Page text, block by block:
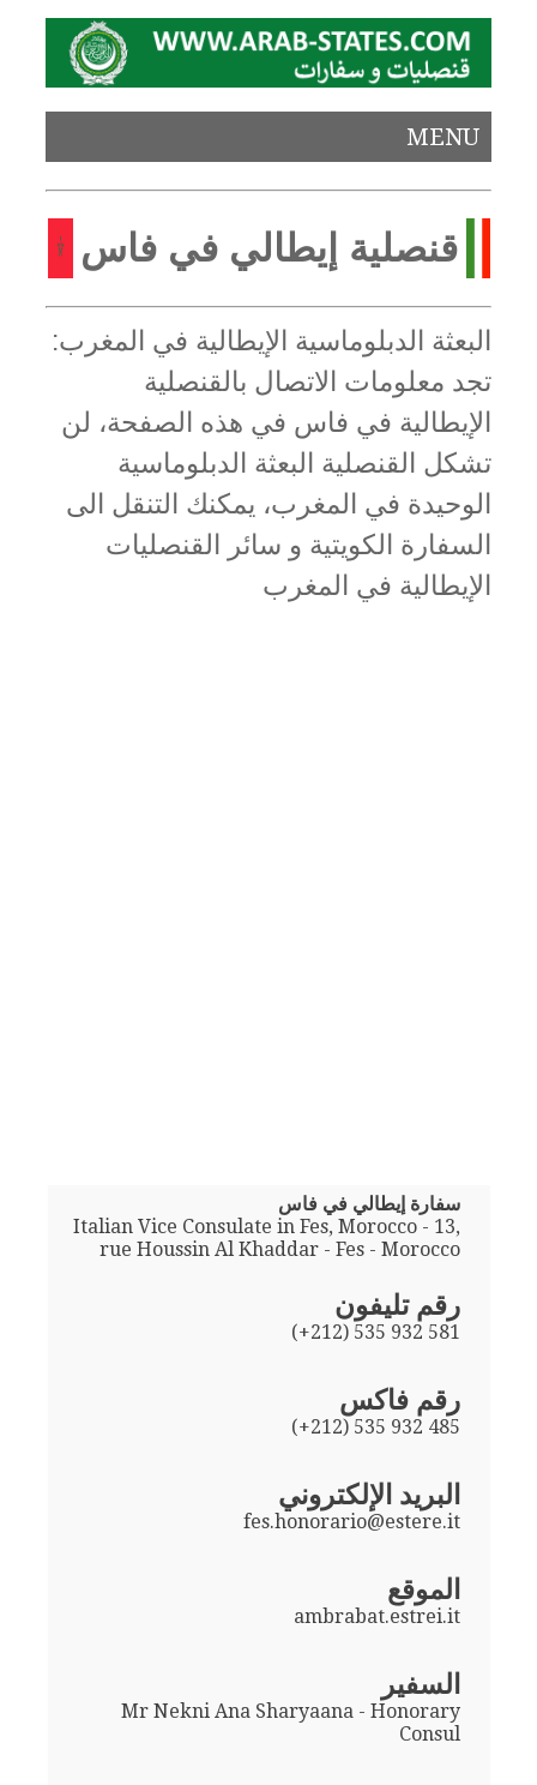
MENU
قنصلية إيطالي في فاس
البعثة الدبلوماسية الإيطالية في المغرب:
تجد معلومات الاتصال بالقنصلية
الإيطالية في فاس في هذه الصفحة، لن
تشكل القنصلية البعثة الدبلوماسية
الوحيدة في المغرب، يمكنك التنقل الى
السفارة الكويتية و سائر القنصليات
الإيطالية في المغرب
سفارة إيطالي في فاس
Italian Vice Consulate in Fes, Morocco - 13,
rue Houssin Al Khaddar - Fes - Morocco
رقم تليفون
(+212) 535 932 581
رقم فاكس
(+212) 535 932 485
البريد الإلكتروني
fes.honorario@estere.it
الموقع
ambrabat.estrei.it
السفير
Mr Nekni Ana Sharyaana - Honorary
Consul